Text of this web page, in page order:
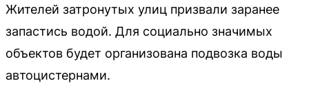
Жителей затронутых улиц призвали заранее
запастись водой. Для социально значимых
объектов будет организована подвозка воды
автоцистернами.